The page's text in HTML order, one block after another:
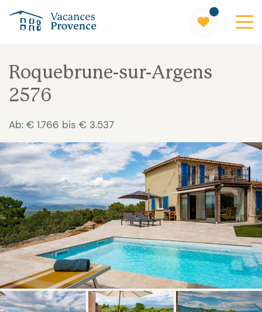
Roquebrune-sur-Argens
2576
Ab: € 1.766 bis € 3.537